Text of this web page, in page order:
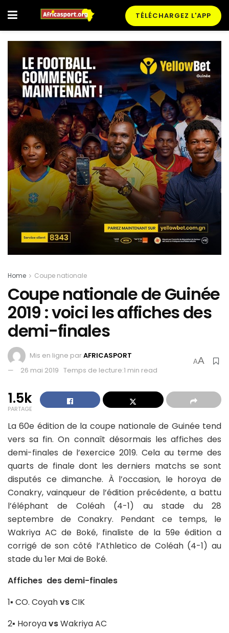
TÉLÉCHARGEZ L'APP
Home Coupe nationale
Coupe nationale de Guinée
2019 : voici les affiches des
demi-finales
Mis en ligne parAFRICASPORT
26 mai 2019 Temps de lecture:1 min read
AA
1.5k
PARTAGE
La 60e édition de la coupe nationale de Guinée tend
vers sa fin. On connaît désormais les affiches des
demi-finales de l’exercice 2019. Cela au terme des
quarts de finale dont les derniers matchs se sont
disputés ce dimanche. À l’occasion, le horoya de
Conakry, vainqueur de l’édition précédente, a battu
l’éléphant de Coléah (4-1) au stade du 28
septembre de Conakry. Pendant ce temps, le
Wakriya AC de Boké, finaliste de la 59e édition a
corrigé de son côté l’Athletico de Coléah (4-1) au
stade du 1er Mai de Boké.
Affiches des demi-finales
1▪ CO. CoyahvsCIK
2▪ HoroyavsWakriya AC